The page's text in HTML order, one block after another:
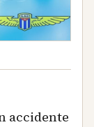
accidente